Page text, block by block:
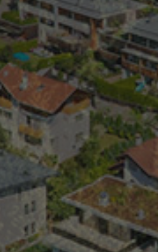
Cookies ermöglichen wesentliche Kernfunktionen der
die unbedingt erforderlichen Cookies kann die
Anbieter / Domäne Ablaufdatum
www.plandecorones.net 1 Jahr Joomla
CookieScript
www.plandecorones.net
5 Monate 3
Wochen
Dieses
Cookie-
Anbieter / Domäne Ablaufdatum
Beschreibung
Google LLC
.plandecorones.net
1 Jahr 1
Monat
Dieser Cookie-
Dies ist eine
verwendeten
verwendet, um
zufällig generierte
jeder
Berechnung von
die Site-
Google LLC
.plandecorones.net
1 Tag
Dieses Cookie
aktualisiert
wird zum Zählen
Google LLC
.plandecorones.net
57 Sekunden
Dieser Cookie-
Gemäß der
Google-